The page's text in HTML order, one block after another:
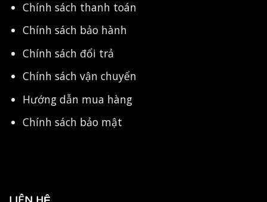
Chính sách thanh toán
Chính sách bảo hành
Chính sách đổi trả
Chính sách vận chuyển
Hướng dẫn mua hàng
Chính sách bảo mật